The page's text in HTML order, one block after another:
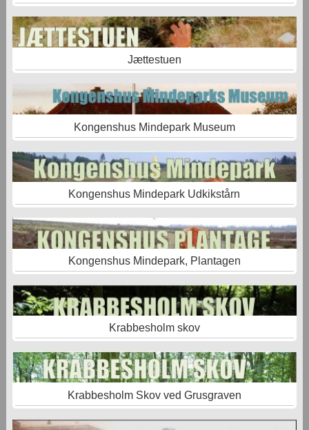
Jættestuen
Kongenshus Mindepark Museum
Kongenshus Mindepark Udkikstårn
Kongenshus Mindepark, Plantagen
Krabbesholm skov
Krabbesholm Skov ved Grusgraven